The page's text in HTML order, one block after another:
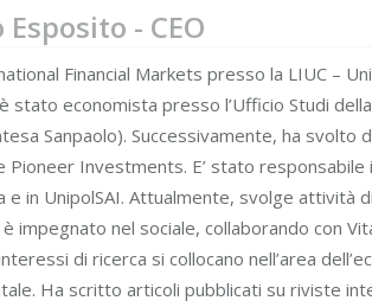
- CEO
Financial Markets presso la LIUC –
stato economista presso l’Ufficio Studi
Sanpaolo). Successivamente, ha svolto
Pioneer Investments. E’ stato responsabile
e in UnipolSAI. Attualmente, svolge attività
impegnato nel sociale, collaborando con
di ricerca si collocano nell’area
Ha scritto articoli pubblicati su riviste